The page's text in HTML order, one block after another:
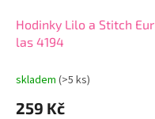
Hodinky Lilo a Stitch Eur
las 4194
skladem (>5 ks)
259 Kč